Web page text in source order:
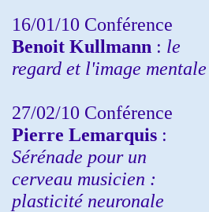
16/01/10 Conférence
Benoit Kullmann : le
regard et l'image mentale
27/02/10 Conférence
Pierre Lemarquis :
Sérénade pour un
cerveau musicien :
plasticité neuronale